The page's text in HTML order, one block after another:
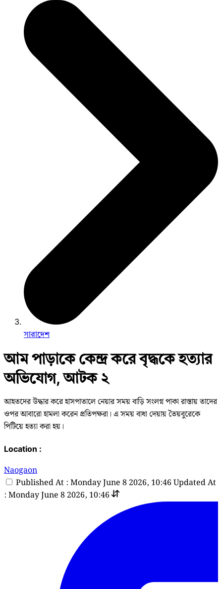
সারাদেশ
আম পাড়াকে কেন্দ্র করে বৃদ্ধকে হত্যার
অভিযোগ, আটক ২
আহতদের উদ্ধার করে হাসপাতালে নেয়ার সময় বাড়ি সংলগ্ন পাকা রাস্তায় তাদের
ওপর আবারো হামলা করেন প্রতিপক্ষরা। এ সময় বাধা দেয়ায় তৈয়বুরেকে
পিটিয়ে হত্যা করা হয়।
Location :
Naogaon
Published At : Monday June 8 2026, 10:46 Updated At
: Monday June 8 2026, 10:46